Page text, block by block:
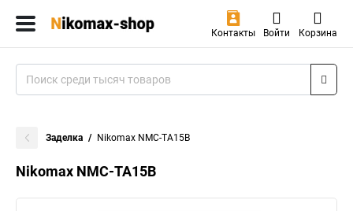
Контакты Войти Корзина
Заделка Nikomax NMC-TA15B
Nikomax NMC-TA15B